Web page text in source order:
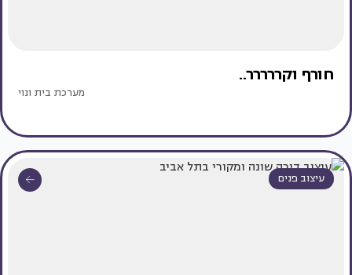
חורף וקררררר..
מערכת בית ונוי
עיצוב פנים